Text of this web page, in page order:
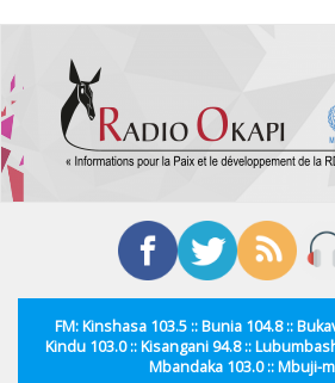
contenu
principal
FM: Kinshasa 103.5 :: Bunia 104.8 ::
Kindu 103.0 :: Kisangani 94.8 ::
Mbandaka 103.0 :: Mbuji-